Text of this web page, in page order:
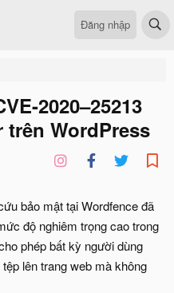
Đăng nhập
2020–25213
WordPress
bảo mật tại Wordfence đã
độ nghiêm trọng cao trong
phép bất kỳ người dùng
lên trang web mà không